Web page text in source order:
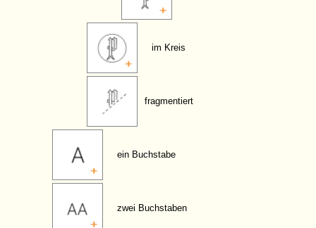
im Kreis
fragmentiert
ein Buchstabe
zwei Buchstaben